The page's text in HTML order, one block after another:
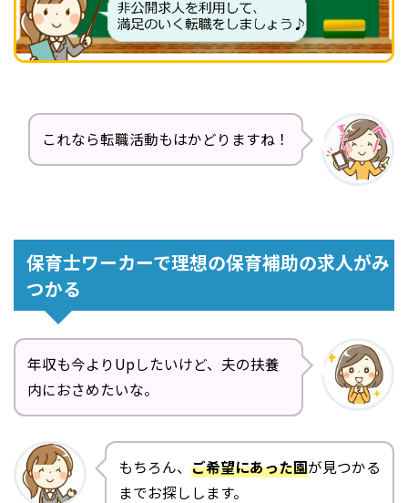
これなら転職活動もはかどりますね！
保育士ワーカーで理想の保育補助の求人がみ
つかる
年収も今よりUpしたいけど、夫の扶養
内におさめたいな。
もちろん、 ご希望にあった園が見つかる
までお探しします。